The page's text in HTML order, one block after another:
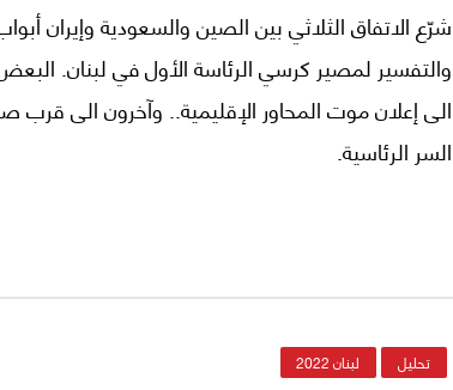
شرّع الاتفاق الثلاثي بين الصين والسعودية وإيران
والتفسير لمصير كرسي الرئاسة الأول في لبنان.
الى إعلان موت المحاور الإقليمية.. وآخرون الى قرب
السر الرئاسية.
تحليل لبنان 2022